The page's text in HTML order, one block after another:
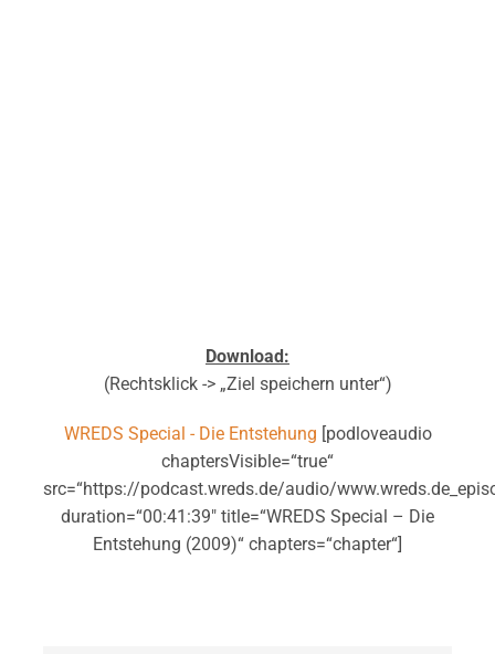
Download:
(Rechtsklick -> „Ziel speichern unter“)
WREDS Special - Die Entstehung [podloveaudio
chaptersVisible=“true“
src=“https://podcast.wreds.de/audio/
duration=“00:41:39″ title=“WREDS Special – Die
Entstehung (2009)“ chapters=“chapter“]